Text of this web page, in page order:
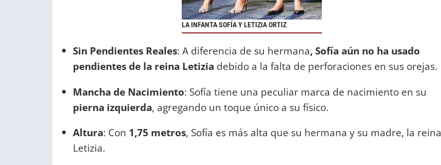
LA INFANTA SOFÍA Y LETIZIA ORTIZ
Sin Pendientes Reales: A diferencia de su hermana, Sofía aún no ha usado
pendientes de la reina Letizia debido a la falta de perforaciones en sus orejas.
Mancha de Nacimiento: Sofía tiene una peculiar marca de nacimiento en su
pierna izquierda, agregando un toque único a su físico.
Altura: Con 1,75 metros, Sofía es más alta que su hermana y su madre, la reina
Letizia.